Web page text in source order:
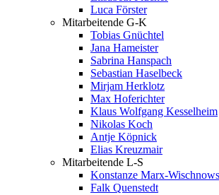
Luca Förster
Mitarbeitende G-K
Tobias Gnüchtel
Jana Hameister
Sabrina Hanspach
Sebastian Haselbeck
Mirjam Herklotz
Max Hoferichter
Klaus Wolfgang Kesselheim
Nikolas Koch
Antje Köpnick
Elias Kreuzmair
Mitarbeitende L-S
Konstanze Marx-
Falk Quenstedt